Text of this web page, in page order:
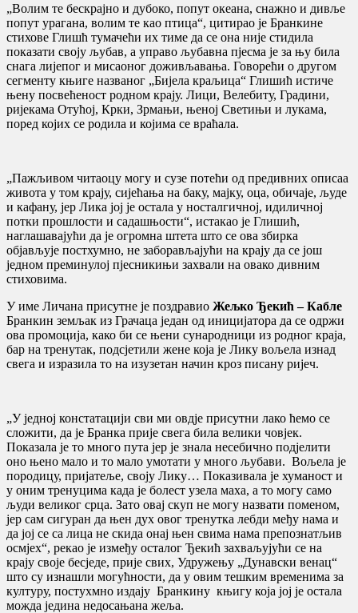
„Волим те бескрајно и дубоко, попут океана, снажно и дивље
попут урагана, волим те као птица“, цитирао је Бранкине
стихове Глишћ тумачећи их тиме да се она није стидила
показати своју љубав, а управо љубавна пјесма је за њу била
снага лијепог и мисаоног доживљавања. Говорећи о другом
сегменту књиге названог „Бијела краљица“ Глишић истиче
њену посвећеност родном крају. Лици, Велебиту, Градини,
ријекама Отућој, Крки, Зрмањи, њеној Светињи и лукама,
поред којих се родила и којима се враћала.
„Пажљивом читаоцу могу и сузе потећи од предивних описаа
живота у том крају, сијећања на баку, мајку, оца, обичаје, људе
и кафану, јер Лика јој је остала у носталгичној, идиличној
потки прошлости и садашњости“, истакао је Глишић,
наглашавајући да је огромна штета што се ова збирка
објављује постхумно, не заборављајући на крају да се још
једном преминулој пјесникињи захвали на овако дивним
стиховима.
У име Личана присутне је поздравио Жељко Ђекић – Кабле
Бранкин земљак из Грачаца један од иницијатора да се одржи
ова промоција, како би се њени сународници из родног краја,
бар на тренутак, подсјетили жене која је Лику вољела изнад
свега и изразила то на изузетан начин кроз писану ријеч.
„У једној констатацији сви ми овдје присутни лако ћемо се
сложити, да је Бранка прије свега била велики човјек.
Показала је то много пута јер је знала несебично подјелити
оно њено мало и то мало умотати у много љубави. Вољела је
породицу, пријатеље, своју Лику… Показивала је хуманост и
у оним тренуцима када је болест узела маха, а то могу само
људи великог срца. Зато овај скуп не могу назвати поменом,
јер сам сигуран да њен дух овог тренутка лебди међу нама и
да јој се са лица не скида онај њен свима нама препознатљив
осмјех“, рекао је између осталог Ђекић захваљујући се на
крају своје бесједе, прије свих, Удружењу „Дунавски венац“
што су изнашли могућности, да у овим тешким временима за
културу, постухмно издају Бранкину књигу која јој је остала
можда једина недосањана жеља.